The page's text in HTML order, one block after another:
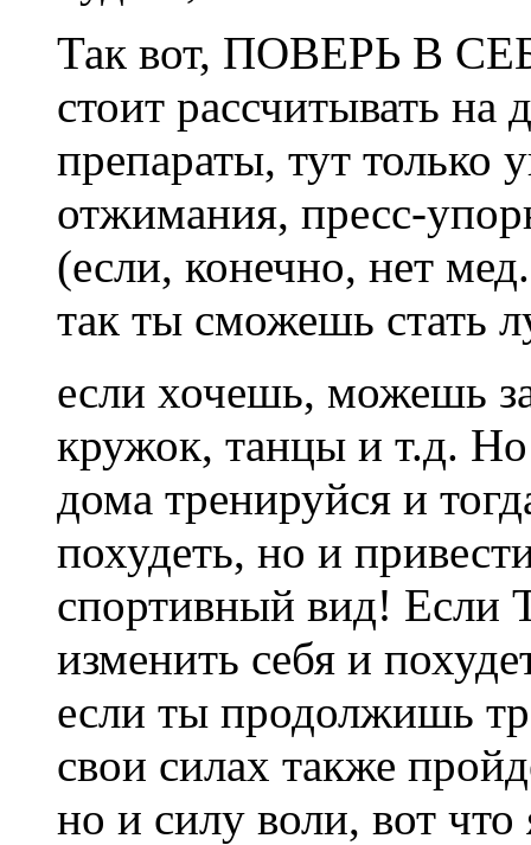
Так вот, ПОВЕРЬ В
стоит рассчитывать на
препараты, тут только
отжимания, пресс-
(если, конечно, нет
так ты сможешь стать
если хочешь, можешь
кружок, танцы и т.д. Но
дома тренируйся и
похудеть, но и
спортивный вид! Если
изменить себя и
если ты продолжишь
свои силах также
но и силу воли, вот